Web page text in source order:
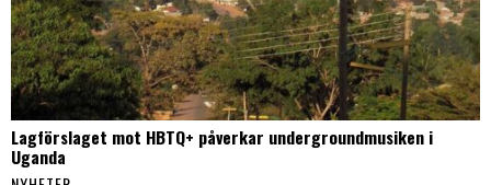
Lagförslaget mot HBTQ+ påverkar undergroundmusiken i
Uganda